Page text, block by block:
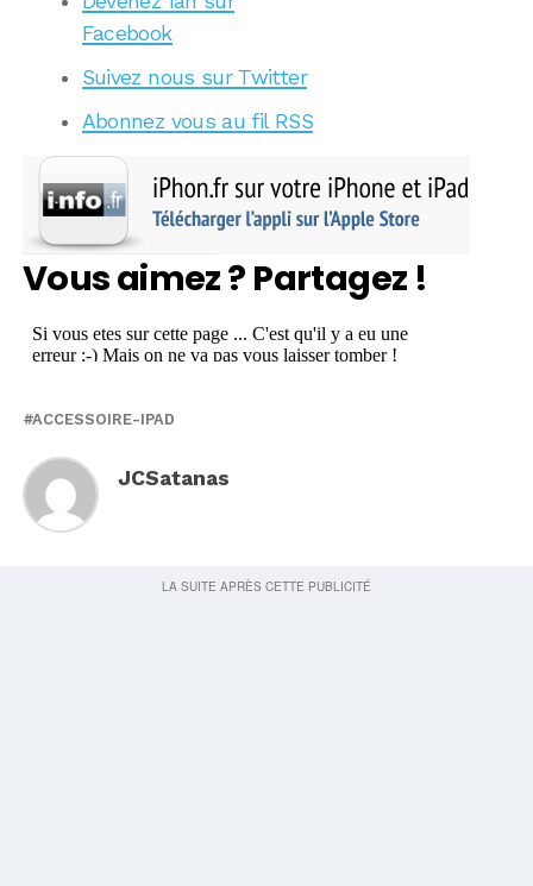
Facebook
Suivez nous sur Twitter
Abonnez vous au fil RSS
Vous aimez ? Partagez !
ACCESSOIRE-IPAD
JCSatanas